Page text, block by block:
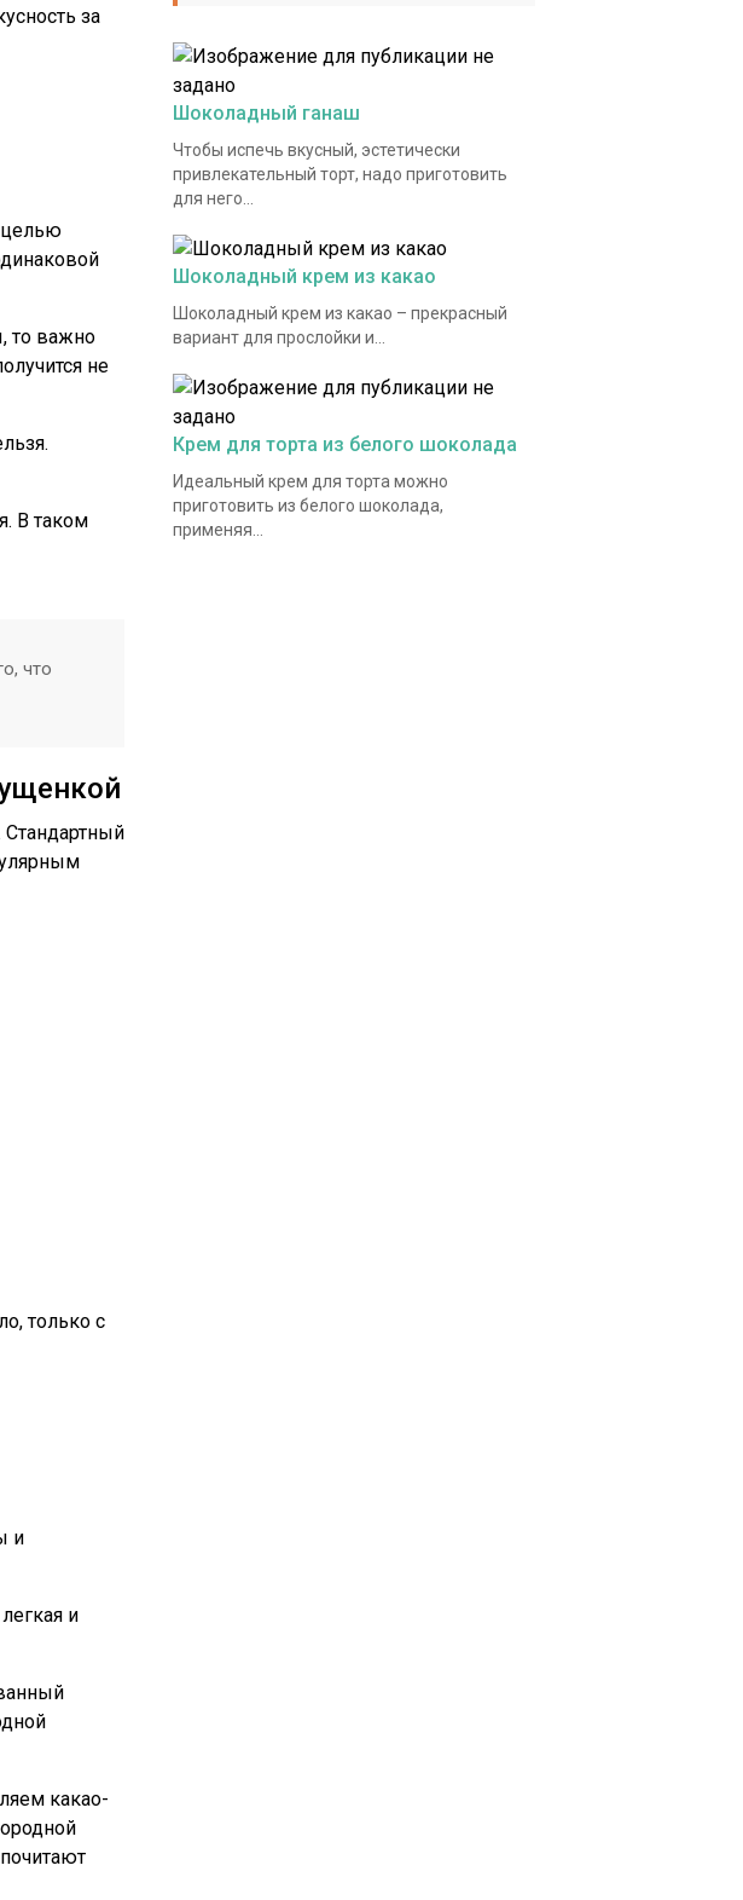
за
целью
то важно
не
В таком
что
только с
и
и
какао-
Шоколадный ганаш
Чтобы испечь вкусный, эстетически
привлекательный торт, надо приготовить
для него...
Шоколадный крем из какао
Шоколадный крем из какао – прекрасный
вариант для прослойки и...
Крем для торта из белого шоколада
Идеальный крем для торта можно
приготовить из белого шоколада,
применяя...